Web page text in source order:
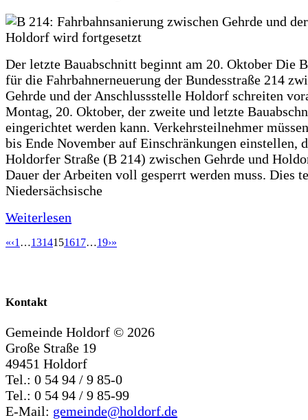
Der letzte Bauabschnitt beginnt am 20. Oktober Die
für die Fahrbahnerneuerung der Bundesstraße 214
Gehrde und der Anschlussstelle Holdorf schreiten
Montag, 20. Oktober, der zweite und letzte
eingerichtet werden kann. Verkehrsteilnehmer
bis Ende November auf Einschränkungen einstellen,
Holdorfer Straße (B 214) zwischen Gehrde und
Dauer der Arbeiten voll gesperrt werden muss. Dies
Niedersächsische
Weiterlesen
«‹1 …1314151617…19›»
Kontakt
Gemeinde Holdorf © 2026
Große Straße 19
49451 Holdorf
Tel.: 0 54 94 / 9 85-0
Tel.: 0 54 94 / 9 85-99
E-Mail: gemeinde@holdorf.de